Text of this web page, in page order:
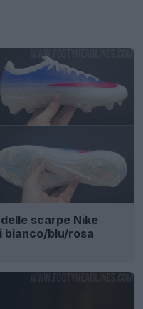
scarpe Nike
bianco/blu/rosa